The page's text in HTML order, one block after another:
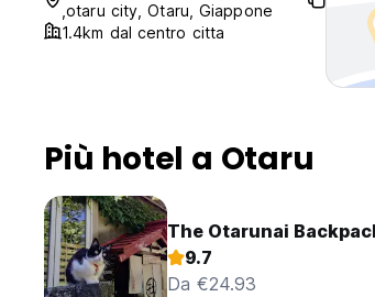
,otaru city, Otaru, Giappone
1.4km dal centro citta
Più hotel a Otaru
The Otarunai
9.7
Da €24.93